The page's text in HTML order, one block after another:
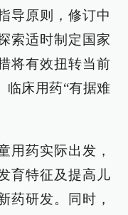
导原则，修订中
索适时制定国家
将有效扭转当前
临床用药“有据难
用药实际出发，
育特征及提高儿
药研发。同时，